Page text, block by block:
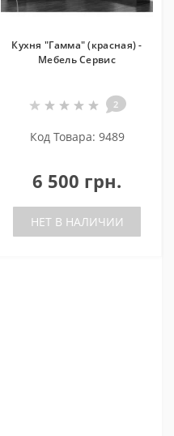
Кухня "Гамма" (красная) -
Мебель Сервис
2
Код Товара: 9489
6 500 грн.
НЕТ В НАЛИЧИИ